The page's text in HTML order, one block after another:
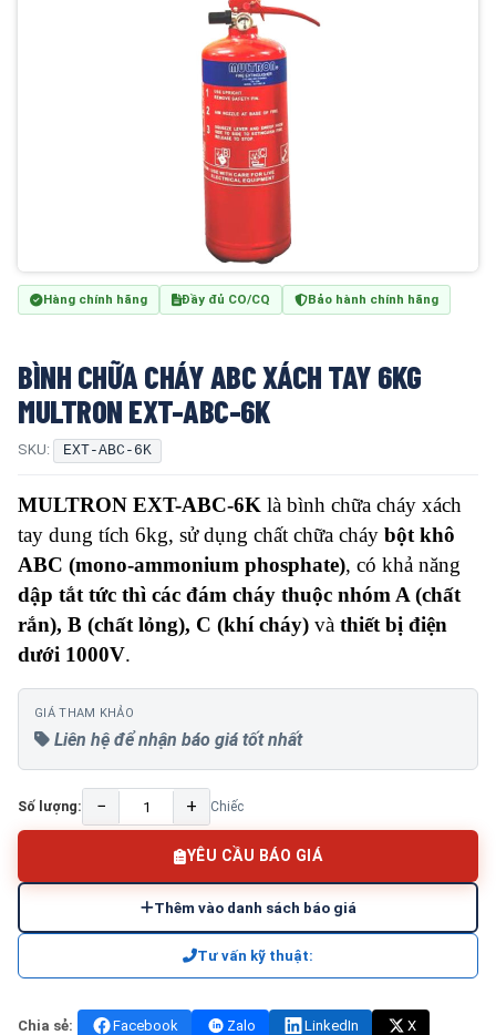
Hàng chính hãng Đầy đủ CO/CQ Bảo hành chính hãng
BÌNH CHỮA CHÁY ABC XÁCH TAY 6KG
MULTRON EXT-ABC-6K
SKU: EXT-ABC-6K
MULTRON EXT-ABC-6K là bình chữa cháy xách
tay dung tích 6kg, sử dụng chất chữa cháy bột khô
ABC (mono-ammonium phosphate), có khả năng
dập tắt tức thì các đám cháy thuộc nhóm A (chất
rắn), B (chất lỏng), C (khí cháy) và thiết bị điện
dưới 1000V.
GIÁ THAM KHẢO
Liên hệ để nhận báo giá tốt nhất
Số lượng: − + Chiếc
YÊU CẦU BÁO GIÁ
Thêm vào danh sách báo giá
Tư vấn kỹ thuật:
Chia sẻ: Facebook Zalo LinkedIn
X